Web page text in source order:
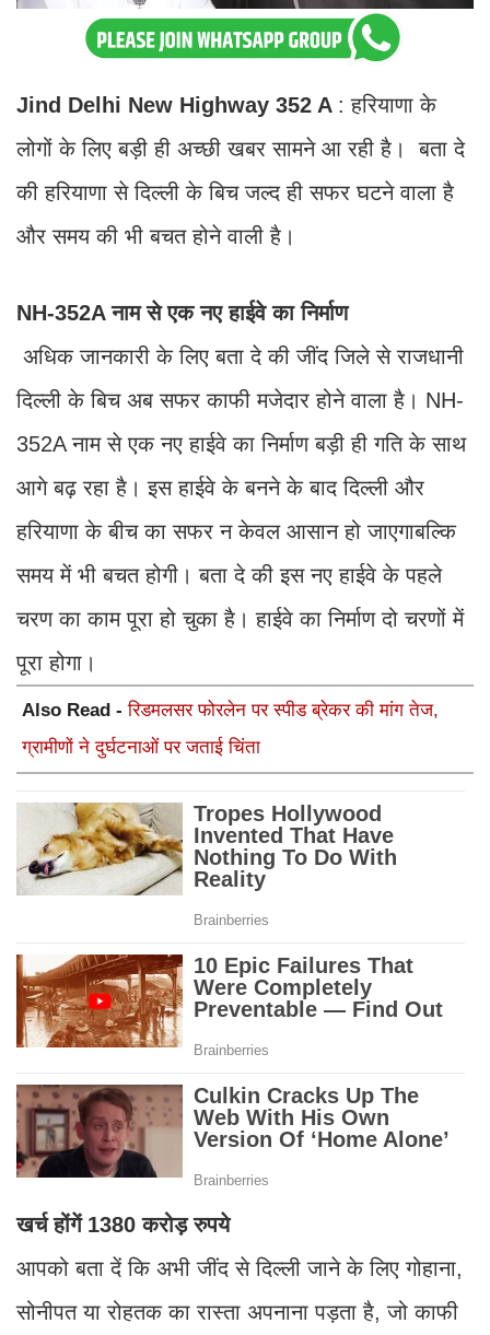
Jind Delhi New Highway 352 A : हरियाणा के
लोगों के लिए बड़ी ही अच्छी खबर सामने आ रही है। बता दे
की हरियाणा से दिल्ली के बिच जल्द ही सफर घटने वाला है
और समय की भी बचत होने वाली है।
NH-352A नाम से एक नए हाईवे का निर्माण
अधिक जानकारी के लिए बता दे की जींद जिले से राजधानी
दिल्ली के बिच अब सफर काफी मजेदार होने वाला है। NH-
352A नाम से एक नए हाईवे का निर्माण बड़ी ही गति के साथ
आगे बढ़ रहा है। इस हाईवे के बनने के बाद दिल्ली और
हरियाणा के बीच का सफर न केवल आसान हो जाएगाबल्कि
समय में भी बचत होगी। बता दे की इस नए हाईवे के पहले
चरण का काम पूरा हो चुका है। हाईवे का निर्माण दो चरणों में
पूरा होगा।
Also Read -रिडमलसर फोरलेन पर स्पीड ब्रेकर की मांग तेज,
ग्रामीणों ने दुर्घटनाओं पर जताई चिंता
खर्च होंगें 1380 करोड़ रुपये
आपको बता दें कि अभी जींद से दिल्ली जाने के लिए गोहाना,
सोनीपत या रोहतक का रास्ता अपनाना पड़ता है, जो काफी